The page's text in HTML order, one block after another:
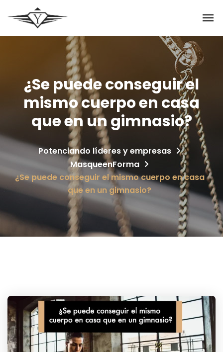
¿Se puede conseguir el
mismo cuerpo en casa
que en un gimnasio?
Potenciando líderes y empresas
MasqueenForma
¿Se puede conseguir el mismo cuerpo en casa
que en un gimnasio?